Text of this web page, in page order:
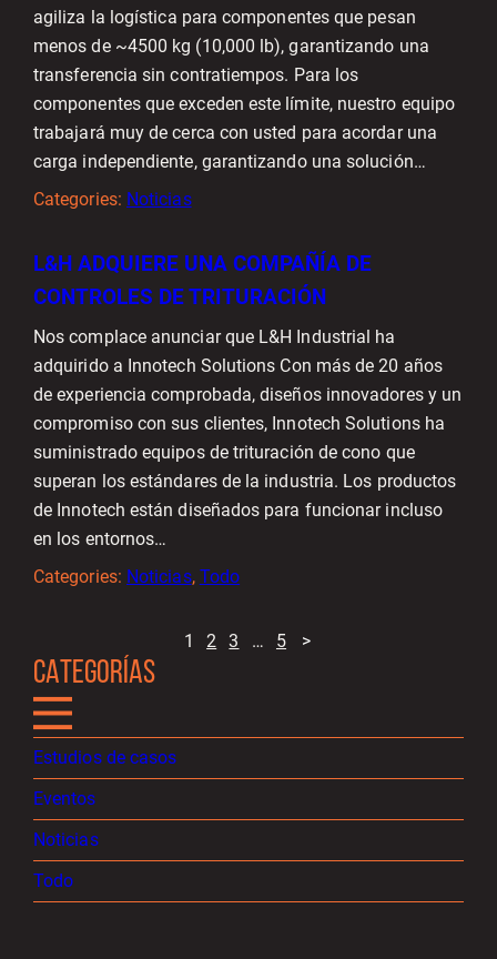
CATEGORÍAS
Estudios de casos
Eventos
Noticias
Todo
agiliza la logística para componentes que pesan
menos de ~4500 kg (10,000 lb), garantizando una
transferencia sin contratiempos. Para los
componentes que exceden este límite, nuestro equipo
trabajará muy de cerca con usted para acordar una
carga independiente, garantizando una solución…
Categories: Noticias
L&H ADQUIERE UNA COMPAÑÍA DE
CONTROLES DE TRITURACIÓN
Nos complace anunciar que L&H Industrial ha
adquirido a Innotech Solutions Con más de 20 años
de experiencia comprobada, diseños innovadores y un
compromiso con sus clientes, Innotech Solutions ha
suministrado equipos de trituración de cono que
superan los estándares de la industria. Los productos
de Innotech están diseñados para funcionar incluso
en los entornos…
Categories: Noticias, Todo
1 2 3 … 5 >